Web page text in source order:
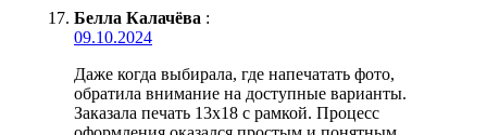
Белла Калачёва :
09.10.2024
Даже когда выбирала, где напечатать фото,
обратила внимание на доступные варианты.
Заказала печать 13х18 с рамкой. Процесс